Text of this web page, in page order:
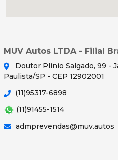
MUV Autos LTDA - Filial
Doutor Plínio Salgado, 99 -
Paulista/SP - CEP 12902001
(11)95317-6898
(11)91455-1514
admprevendas@muv.autos